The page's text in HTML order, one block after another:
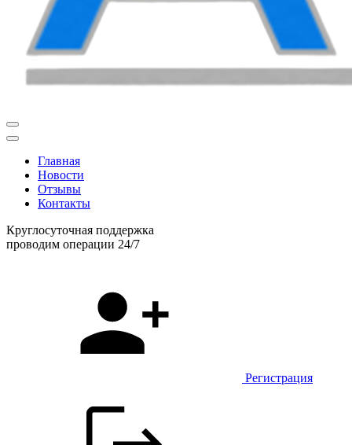
Главная
Новости
Отзывы
Контакты
Круглосуточная поддержка
проводим операции 24/7
Регистрация